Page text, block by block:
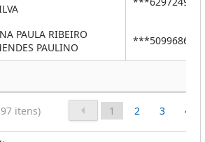
PAULA RIBEIRO
PAULINO
***50996862**
itens) 1 2 3 4